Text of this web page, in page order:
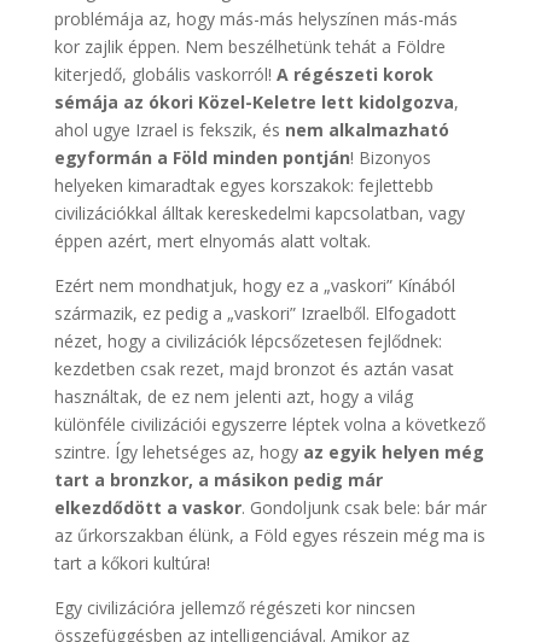
problémája az, hogy más-más helyszínen más-más
kor zajlik éppen. Nem beszélhetünk tehát a Földre
kiterjedő, globális vaskorról! A régészeti korok
sémája az ókori Közel-Keletre lett kidolgozva,
ahol ugye Izrael is fekszik, és nem alkalmazható
egyformán a Föld minden pontján! Bizonyos
helyeken kimaradtak egyes korszakok: fejlettebb
civilizációkkal álltak kereskedelmi kapcsolatban, vagy
éppen azért, mert elnyomás alatt voltak.
Ezért nem mondhatjuk, hogy ez a „vaskori” Kínából
származik, ez pedig a „vaskori” Izraelből. Elfogadott
nézet, hogy a civilizációk lépcsőzetesen fejlődnek:
kezdetben csak rezet, majd bronzot és aztán vasat
használtak, de ez nem jelenti azt, hogy a világ
különféle civilizációi egyszerre léptek volna a következő
szintre. Így lehetséges az, hogy az egyik helyen még
tart a bronzkor, a másikon pedig már
elkezdődött a vaskor. Gondoljunk csak bele: bár már
az űrkorszakban élünk, a Föld egyes részein még ma is
tart a kőkori kultúra!
Egy civilizációra jellemző régészeti kor nincsen
összefüggésben az intelligenciával. Amikor az